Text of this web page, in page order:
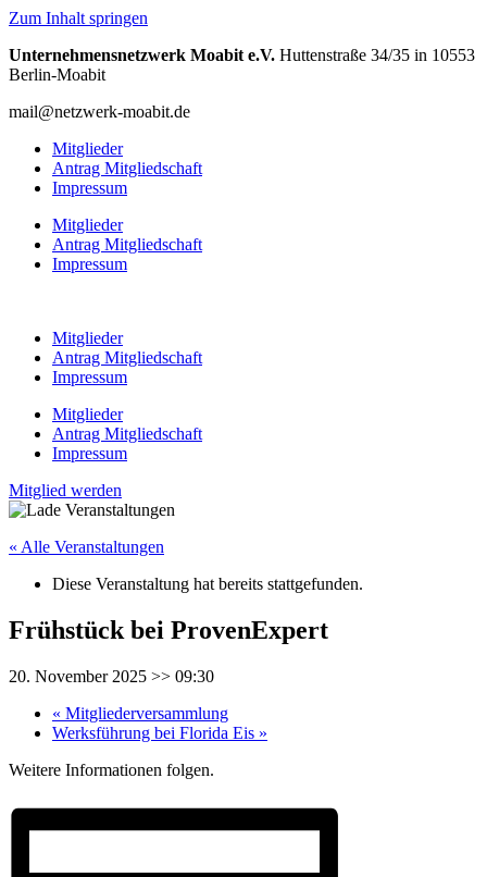
Zum Inhalt springen
Unternehmensnetzwerk Moabit e.V. Huttenstraße 34/35 in 10553
Berlin-Moabit
mail@netzwerk-moabit.de
Mitglieder
Antrag Mitgliedschaft
Impressum
Mitglieder
Antrag Mitgliedschaft
Impressum
Mitglieder
Antrag Mitgliedschaft
Impressum
Mitglieder
Antrag Mitgliedschaft
Impressum
Mitglied werden
« Alle Veranstaltungen
Diese Veranstaltung hat bereits stattgefunden.
Frühstück bei ProvenExpert
20. November 2025 >> 09:30
« Mitgliederversammlung
Werksführung bei Florida Eis »
Weitere Informationen folgen.